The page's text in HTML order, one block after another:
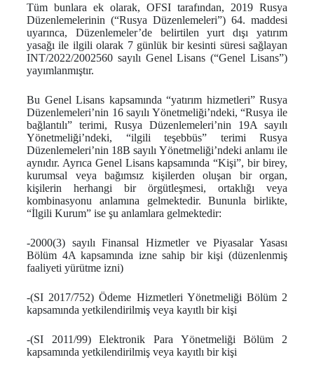
Tüm bunlara ek olarak, OFSI tarafından, 2019 Rusya
Düzenlemelerinin (“Rusya Düzenlemeleri”) 64. maddesi
uyarınca, Düzenlemeler’de belirtilen yurt dışı yatırım
yasağı ile ilgili olarak 7 günlük bir kesinti süresi sağlayan
INT/2022/2002560 sayılı Genel Lisans (“Genel Lisans”)
yayımlanmıştır.
Bu Genel Lisans kapsamında “yatırım hizmetleri” Rusya
Düzenlemeleri’nin 16 sayılı Yönetmeliği’ndeki, “Rusya ile
bağlantılı” terimi, Rusya Düzenlemeleri’nin 19A sayılı
Yönetmeliği’ndeki, “ilgili teşebbüs” terimi Rusya
Düzenlemeleri’nin 18B sayılı Yönetmeliği’ndeki anlamı ile
aynıdır. Ayrıca Genel Lisans kapsamında “Kişi”, bir birey,
kurumsal veya bağımsız kişilerden oluşan bir organ,
kişilerin herhangi bir örgütleşmesi, ortaklığı veya
kombinasyonu anlamına gelmektedir. Bununla birlikte,
“İlgili Kurum” ise şu anlamlara gelmektedir:
-2000(3) sayılı Finansal Hizmetler ve Piyasalar Yasası
Bölüm 4A kapsamında izne sahip bir kişi (düzenlenmiş
faaliyeti yürütme izni)
-(SI 2017/752) Ödeme Hizmetleri Yönetmeliği Bölüm 2
kapsamında yetkilendirilmiş veya kayıtlı bir kişi
-(SI 2011/99) Elektronik Para Yönetmeliği Bölüm 2
kapsamında yetkilendirilmiş veya kayıtlı bir kişi